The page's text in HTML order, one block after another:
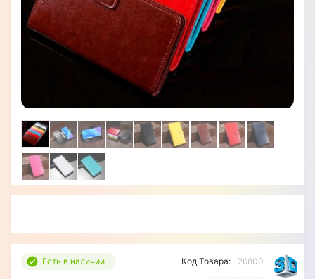
Есть в наличии Код Товара: 26800